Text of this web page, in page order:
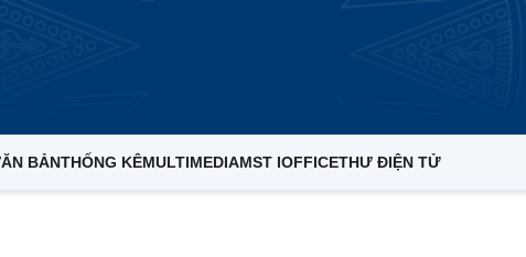
BẢNTHỐNG KÊMULTIMEDIAMST IOFFICETHƯ ĐIỆN TỬ